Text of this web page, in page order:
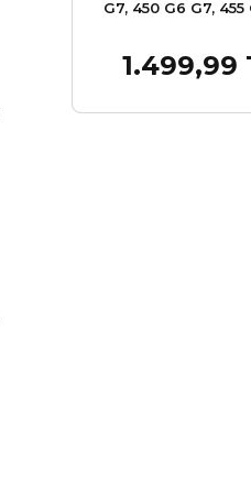
G7, 450 G6 G7, 455
HSTNN-DB9A
L32407-2B1
1.499,99